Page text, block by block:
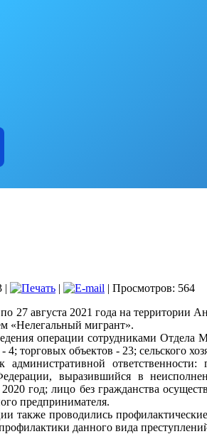
| |
| Просмотров: 564
27 августа 2021 года на территории
«Нелегальный мигрант».
операции сотрудниками
- 4; торговых объектов - 23; сельского
административной
выразившийся в
год; лицо без гражданства
предпринимателя.
также проводились
данного вида